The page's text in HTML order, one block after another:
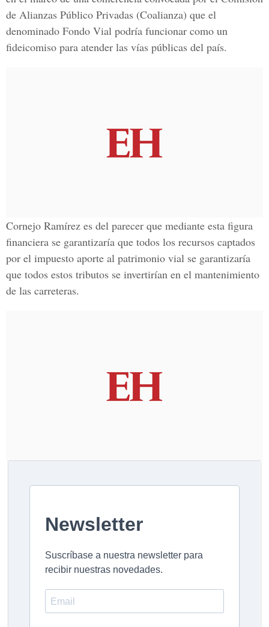
de Alianzas Público Privadas (Coalianza) que el
denominado Fondo Vial podría funcionar como un
fideicomiso para atender las vías públicas del país.
Cornejo Ramírez es del parecer que mediante esta figura
financiera se garantizaría que todos los recursos captados
por el impuesto aporte al patrimonio vial se garantizaría
que todos estos tributos se invertirían en el mantenimiento
de las carreteras.